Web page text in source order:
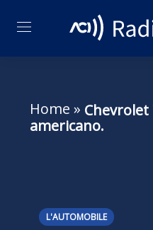
Home » Chevrolet
americano.
L'AUTOMOBILE